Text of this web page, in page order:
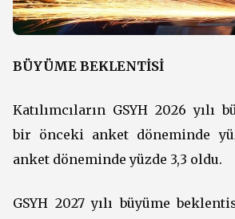
BÜYÜME BEKLENTİSİ
Katılımcıların GSYH 2026 yılı
bir önceki anket döneminde
anket döneminde yüzde 3,3 oldu.
GSYH 2027 yılı büyüme